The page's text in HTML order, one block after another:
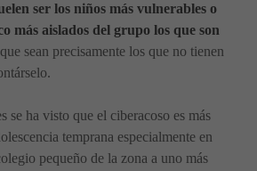
ser los niños más vulnerables o
más aislados del grupo los que son
sean precisamente los que no tienen
se ha visto que el ciberacoso es más
temprana especialmente en
pequeño de la zona a uno más